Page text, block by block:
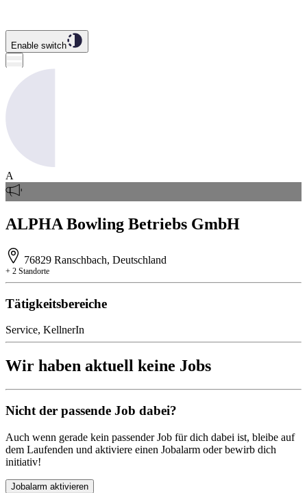
Enable switch
A
ALPHA Bowling Betriebs GmbH
76829 Ranschbach, Deutschland
+ 2 Standorte
Tätigkeitsbereiche
Service, KellnerIn
Wir haben aktuell keine Jobs
Nicht der passende Job dabei?
Auch wenn gerade kein passender Job für dich dabei ist, bleibe auf
dem Laufenden und aktiviere einen Jobalarm oder bewirb dich
initiativ!
Jobalarm aktivieren